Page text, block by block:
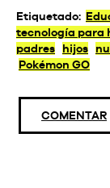
Etiquetado:
tecnología para
padres
hijos
Pokémon GO
COMENTAR